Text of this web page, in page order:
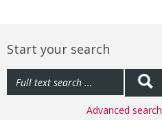
Start your search
Advanced search